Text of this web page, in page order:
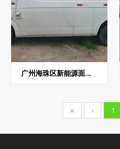
广州海珠区新能源面包车报废回收
« ‹ 1